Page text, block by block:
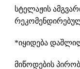
სტელაჟის
*იყიდება
მიწოდების